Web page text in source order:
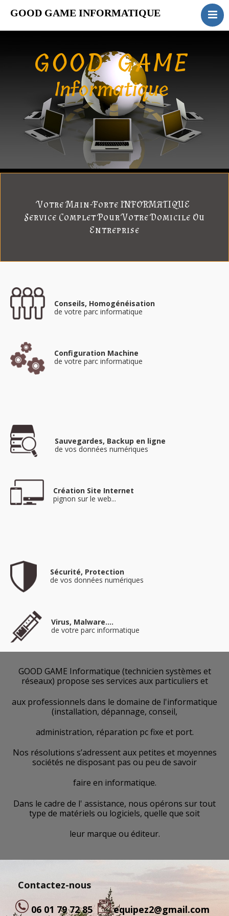
GOOD GAME INFORMATIQUE
ACCUEIL
MAINTENANCE
FORMATION
SERVICES
CONTACT
Actualités
GOOD GAME
Informatique
Votre Main-Forte INFORMATIQUE
Service Complet Pour Votre Domicile Ou
Entreprise
Conseils, Homogénéisation
de votre parc informatique
Configuration Machine
de votre parc informatique
Sauvegardes, Backup en ligne
de vos données numériques
Création Site Internet
pignon sur le web...
Sécurité, Protection
de vos données numériques
Virus, Malware....
de votre parc informatique
GOOD GAME Informatique (technicien systèmes et
réseaux) propose ses services aux particuliers et
aux professionnels dans le domaine de l'informatique
(installation, dépannage, conseil,
administration, réparation pc fixe et port.
Nos résolutions s’adressent aux petites et moyennes
sociétés ne disposant pas ou peu de savoir
faire en informatique.
Dans le cadre de l' assistance, nous opérons sur tout
type de matériels ou logiciels, quelle que soit
leur marque ou éditeur.
Contactez-nous
06 01 79 72 85 equipez2@gmail.com